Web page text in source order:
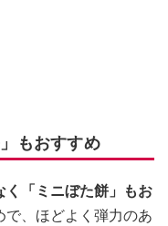
もおすすめ
く「ミニぼた餅」もお
で、ほどよく弾力のあ